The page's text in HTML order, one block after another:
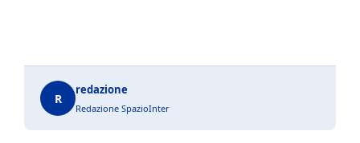
R
redazione
Redazione SpazioInter